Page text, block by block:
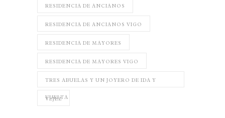
RESIDENCIA DE ANCIANOS
RESIDENCIA DE ANCIANOS VIGO
RESIDENCIA DE MAYORES
RESIDENCIA DE MAYORES VIGO
TRES ABUELAS Y UN JOYERO DE IDA Y
VUELTA
VEJEZ